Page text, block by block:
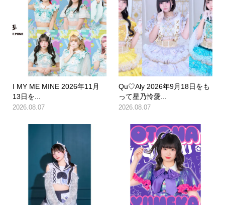
I MY ME MINE 2026年11月
13日を...
2026.08.07
Qu♡Aly 2026年9月18日をも
って星乃怜愛...
2026.08.07